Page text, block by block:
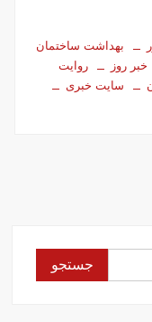
بهداشت ساختمان
خبر روز
روایت
سایت خبری
جستجو
برای: